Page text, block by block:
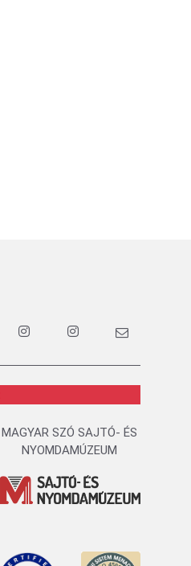
MAGYAR SZÓ SAJTÓ- ÉS
NYOMDAMÚZEUM